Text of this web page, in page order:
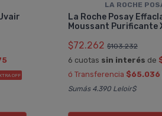
OFF
LA ROCHE
La Roche Posay
Moussant Purificante
$72.262 $103.232
6 cuotas sin interés de
ó Transferencia $65.036
Sumás 4.390 Leloir$